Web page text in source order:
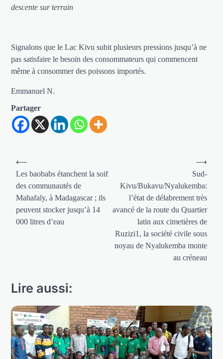
descente sur terrain
Signalons que le Lac Kivu subit plusieurs pressions jusqu’à ne
pas satisfaire le besoin des consommateurs qui commencent
même à consommer des poissons importés.
Emmanuel N.
Partager
Navigation
de
l’article
⟵
Les baobabs étanchent la soif
des communautés de
Mahafaly, à Madagascar ; ils
peuvent stocker jusqu’à 14
000 litres d’eau
Sud-
Kivu/Bukavu/Nyalukemba:
l’état de délabrement très
avancé de la route du Quartier
latin aux cimetières de
Ruzizi1, la société civile sous
noyau de Nyalukemba monte
au créneau
⟶
Lire aussi: